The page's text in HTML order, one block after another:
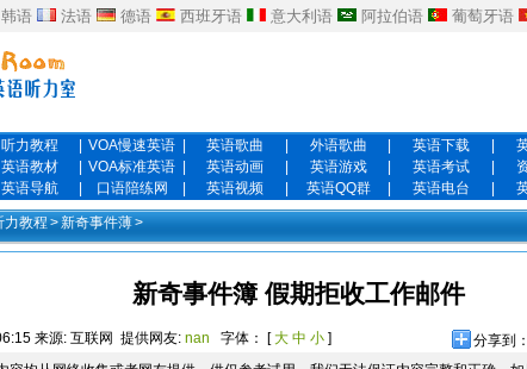
韩语 法语 德语 西班牙语 意大利语 阿拉伯语 葡萄牙语
听力教程 VOA慢速英语 英语歌曲 外语歌曲 英语下载
英语教材 VOA标准英语 英语动画 英语游戏 英语考试
英语导航 口语陪练网 英语视频 英语QQ群 英语电台
力教程 >新奇事件薄>
新奇事件簿 假期拒收工作邮件
来源: 互联网 提供网友: nan 字体： [大 中 小 ]
分享到：